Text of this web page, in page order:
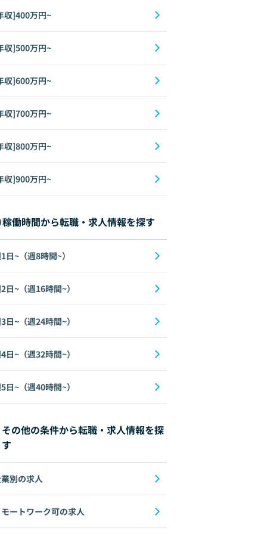
収]400万円~
収]500万円~
収]600万円~
収]700万円~
収]800万円~
収]900万円~
稼働時間から転職・求人情報を探す
日~（週8時間~）
日~（週16時間~）
日~（週24時間~）
日~（週32時間~）
日~（週40時間~）
その他の条件から転職・求人情報を探
す
別の求人
モートワーク可の求人